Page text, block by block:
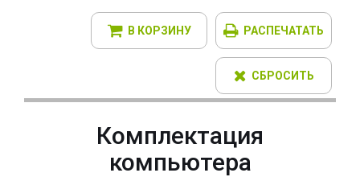
В КОРЗИНУ РАСПЕЧАТАТЬ
СБРОСИТЬ
Комплектация
компьютера